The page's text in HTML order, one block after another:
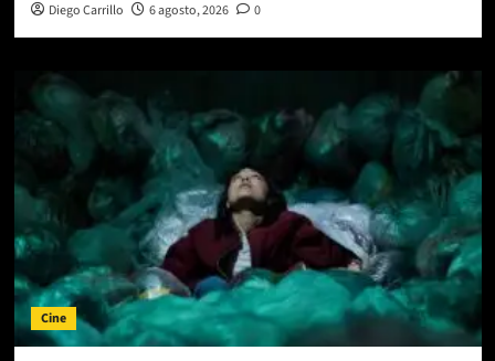
Diego Carrillo 6 agosto, 2026 0
Cine